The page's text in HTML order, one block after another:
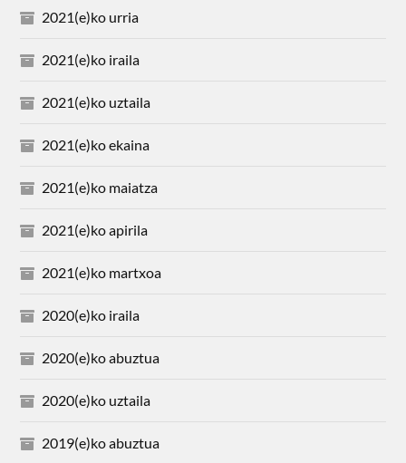
2021(e)ko urria
2021(e)ko iraila
2021(e)ko uztaila
2021(e)ko ekaina
2021(e)ko maiatza
2021(e)ko apirila
2021(e)ko martxoa
2020(e)ko iraila
2020(e)ko abuztua
2020(e)ko uztaila
2019(e)ko abuztua